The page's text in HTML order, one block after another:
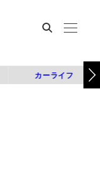
カーライフ